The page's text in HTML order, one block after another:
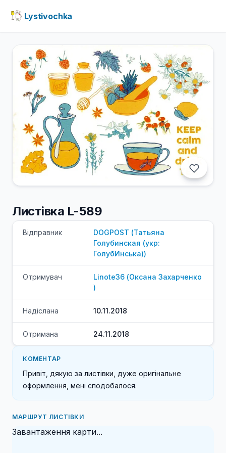
Lystivochka
Листівка L-589
Відправник DOGPOST (Татьяна
Голубинская (укр:
ГолубИнська))
Отримувач Linote36 (Оксана Захарченко
)
Надіслана 10.11.2018
Отримана 24.11.2018
КОМЕНТАР
Привіт, дякую за листівки, дуже оригінальне
оформлення, мені сподобалося.
МАРШРУТ ЛИСТІВКИ
Завантаження карти...